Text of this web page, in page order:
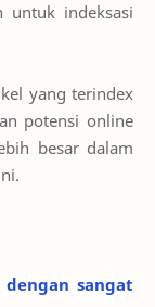
untuk indeksasi
yang terindex
potensi online
besar dalam
sangat